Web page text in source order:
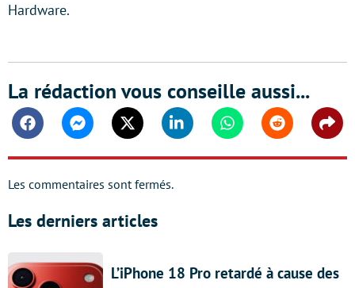
Hardware.
La rédaction vous conseille aussi...
FacebookMessengerTwitter Linkedin WhatsappReddit
Les commentaires sont fermés.
Les derniers articles
L’iPhone 18 Pro retardé à cause des